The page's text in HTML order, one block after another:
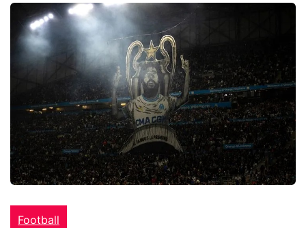
Football